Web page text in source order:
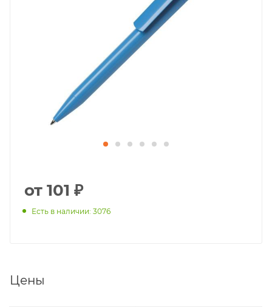
от 101 ₽
Есть в наличии: 3076
Цены